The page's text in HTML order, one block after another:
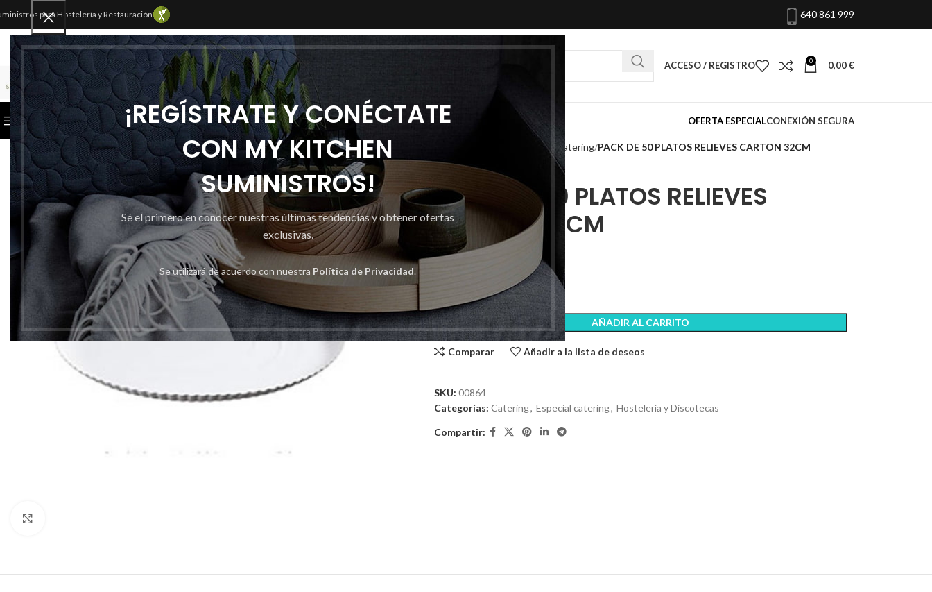
¡REGÍSTRATE Y CONÉCTATE
CON MY KITCHEN
SUMINISTROS!
Sé el primero en conocer nuestras últimas tendencias y obtener ofertas
exclusivas.
Se utilizará de acuerdo con nuestra Política de Privacidad.
para Hostelería y Restauración 640 861 999
SELECCIONAR CATEGORÍA
ACCESO / REGISTRO 0 0,00€
CATEGORÍAS INICIOTIENDACONTACTAR OFERTA ESPECIALCONEXIÓN SEGURA
Especial catering PACK DE 50 PLATOS RELIEVES CARTON 32CM
PACK DE 50 PLATOS RELIEVES
CARTON 32CM
12,02
AÑADIR AL CARRITO
Comparar Añadir a la lista de deseos
SKU: 00864
Categorías: Catering, Especial catering, Hostelería y Discotecas
Compartir: